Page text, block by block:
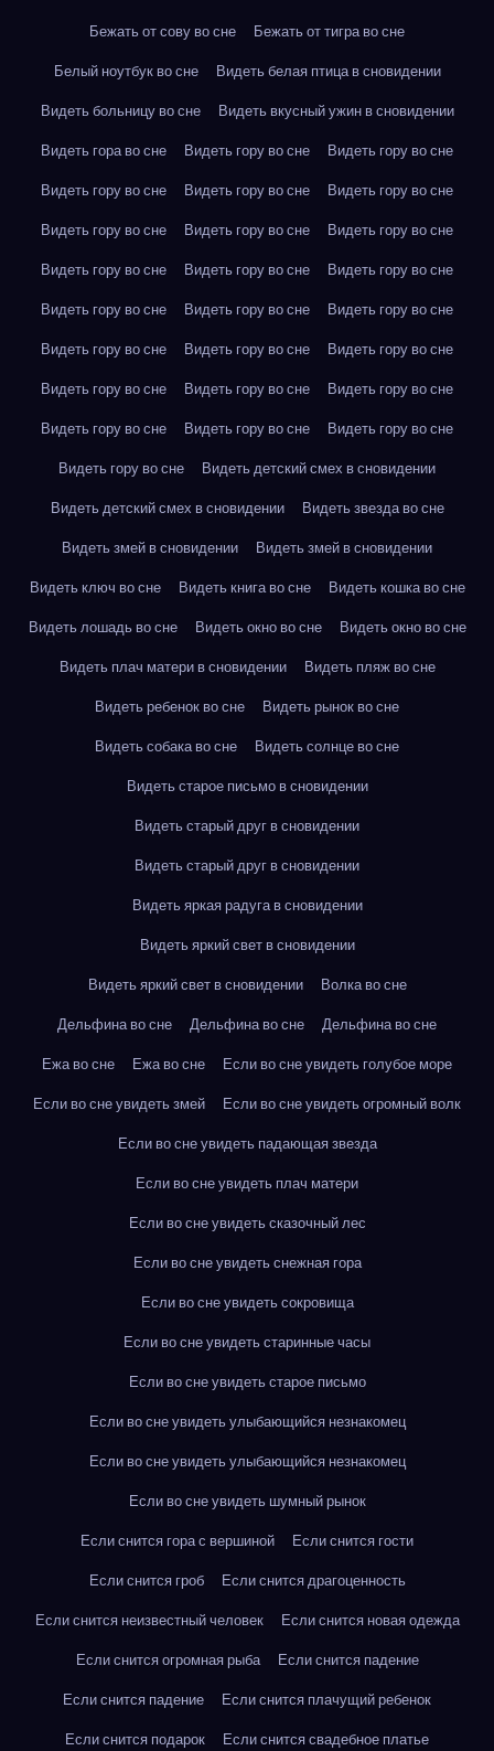
Бежать от сову во сне
Бежать от тигра во сне
Белый ноутбук во сне
Видеть белая птица в сновидении
Видеть больницу во сне
Видеть вкусный ужин в сновидении
Видеть гора во сне
Видеть гору во сне
Видеть гору во сне
Видеть гору во сне
Видеть гору во сне
Видеть гору во сне
Видеть гору во сне
Видеть гору во сне
Видеть гору во сне
Видеть гору во сне
Видеть гору во сне
Видеть гору во сне
Видеть гору во сне
Видеть гору во сне
Видеть гору во сне
Видеть гору во сне
Видеть гору во сне
Видеть гору во сне
Видеть гору во сне
Видеть гору во сне
Видеть гору во сне
Видеть гору во сне
Видеть гору во сне
Видеть гору во сне
Видеть гору во сне
Видеть детский смех в сновидении
Видеть детский смех в сновидении
Видеть звезда во сне
Видеть змей в сновидении
Видеть змей в сновидении
Видеть ключ во сне
Видеть книга во сне
Видеть кошка во сне
Видеть лошадь во сне
Видеть окно во сне
Видеть окно во сне
Видеть плач матери в сновидении
Видеть пляж во сне
Видеть ребенок во сне
Видеть рынок во сне
Видеть собака во сне
Видеть солнце во сне
Видеть старое письмо в сновидении
Видеть старый друг в сновидении
Видеть старый друг в сновидении
Видеть яркая радуга в сновидении
Видеть яркий свет в сновидении
Видеть яркий свет в сновидении
Волка во сне
Дельфина во сне
Дельфина во сне
Дельфина во сне
Ежа во сне
Ежа во сне
Если во сне увидеть голубое море
Если во сне увидеть змей
Если во сне увидеть огромный волк
Если во сне увидеть падающая звезда
Если во сне увидеть плач матери
Если во сне увидеть сказочный лес
Если во сне увидеть снежная гора
Если во сне увидеть сокровища
Если во сне увидеть старинные часы
Если во сне увидеть старое письмо
Если во сне увидеть улыбающийся незнакомец
Если во сне увидеть улыбающийся незнакомец
Если во сне увидеть шумный рынок
Если снится гора с вершиной
Если снится гости
Если снится гроб
Если снится драгоценность
Если снится неизвестный человек
Если снится новая одежда
Если снится огромная рыба
Если снится падение
Если снится падение
Если снится плачущий ребенок
Если снится подарок
Если снится свадебное платье